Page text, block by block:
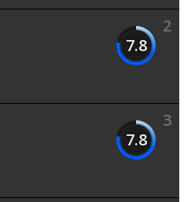
2
7.8
3
7.8